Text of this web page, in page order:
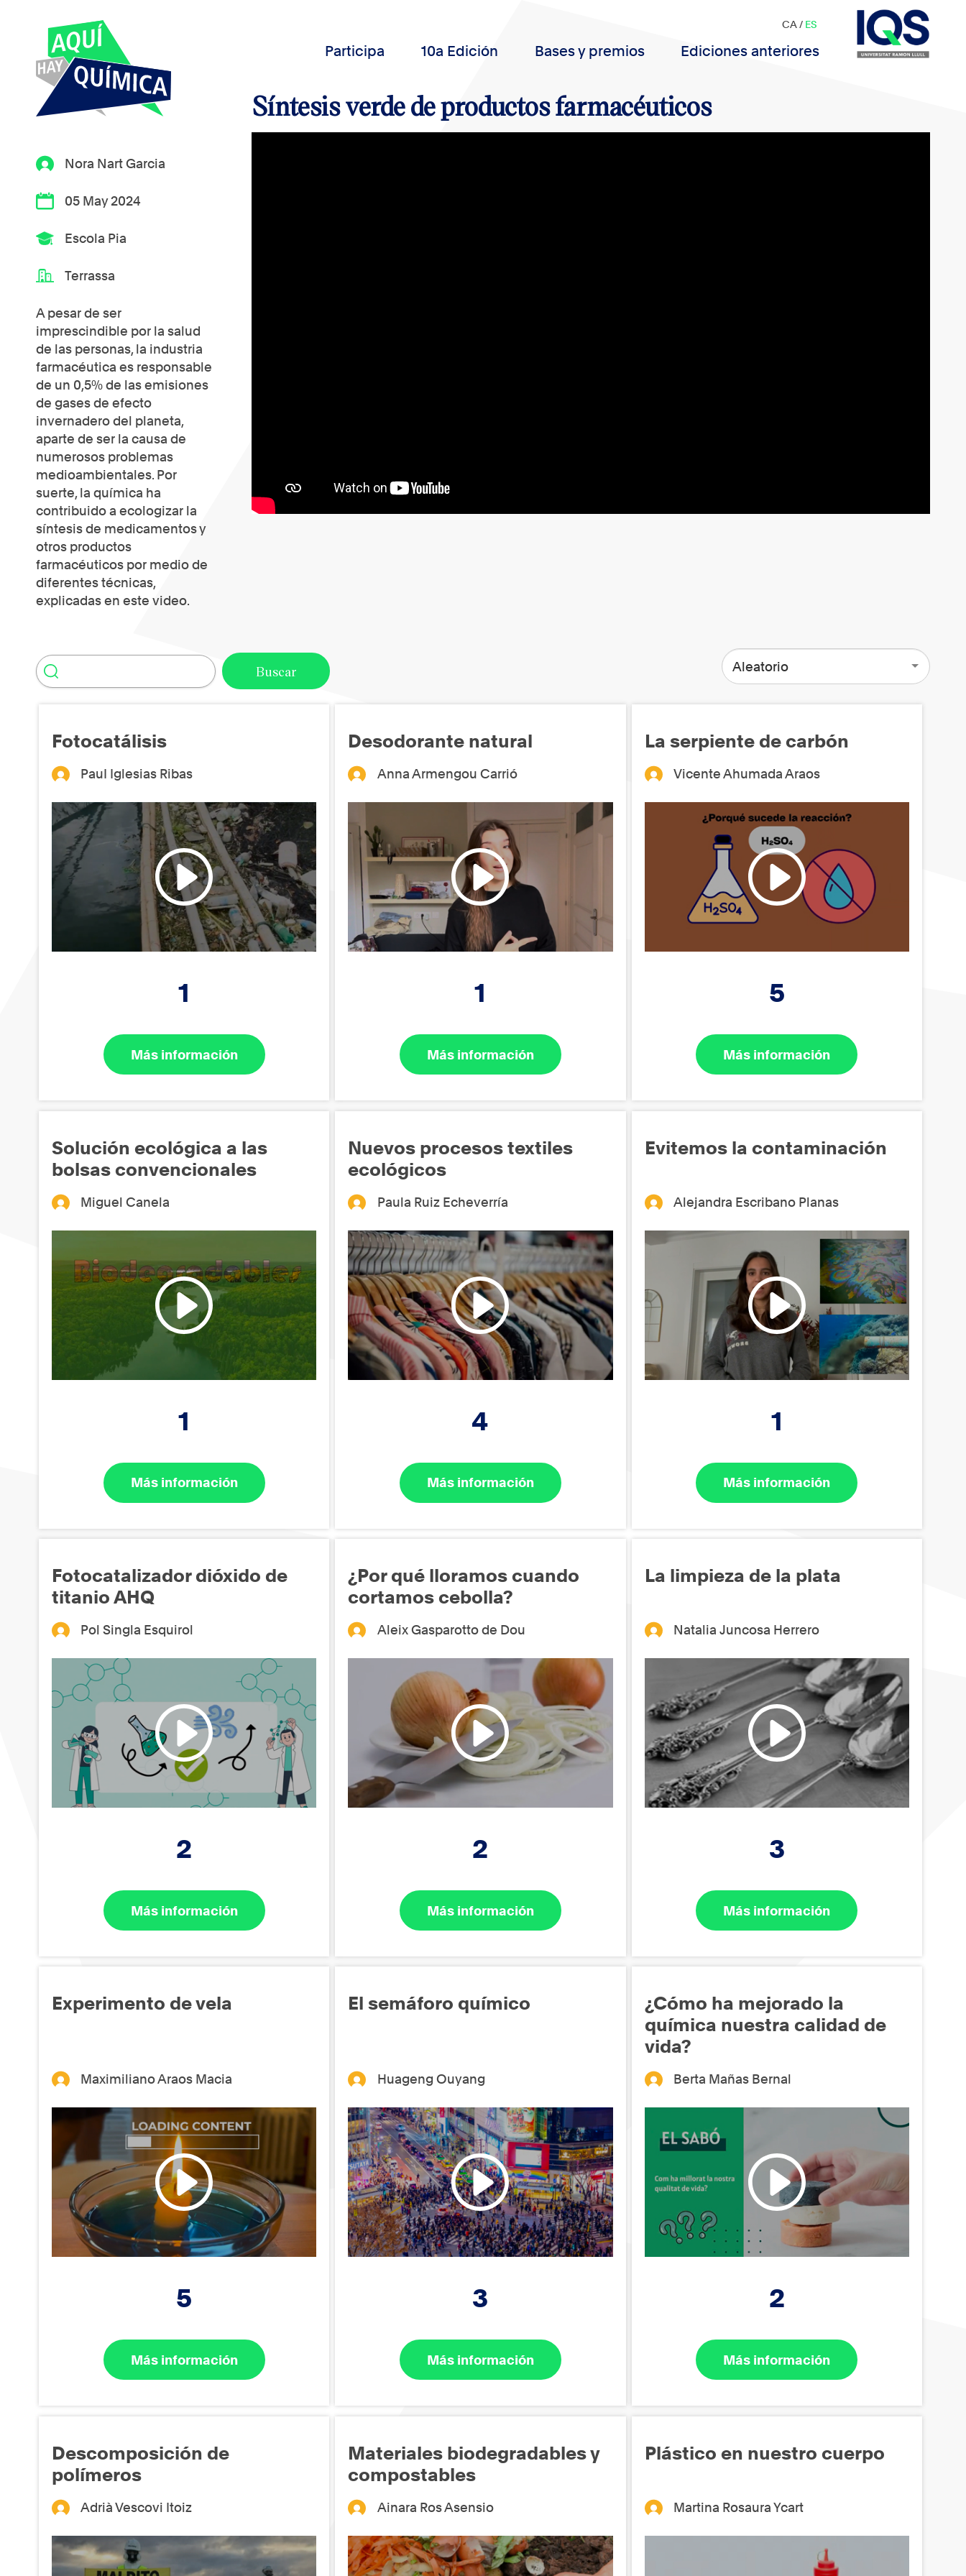
Participa 10a Edición Bases y premios Ediciones anteriores
CA/ ES
Nora Nart Garcia
05 May 2024
Escola Pia
Terrassa
A pesar de ser
imprescindible por la salud
de las personas, la industria
farmacéutica es responsable
de un 0,5% de las emisiones
de gases de efecto
invernadero del planeta,
aparte de ser la causa de
numerosos problemas
medioambientales. Por
suerte, la química ha
contribuido a ecologizar la
síntesis de medicamentos y
otros productos
farmacéuticos por medio de
diferentes técnicas,
explicadas en este video.
Síntesis verde de productos farmacéuticos
Aleatorio
Fotocatálisis
PauI Iglesias Ribas
1
Más información
Desodorante natural
Anna Armengou Carrió
1
Más información
La serpiente de carbón
Vicente Ahumada Araos
5
Más información
Solución ecológica a las
bolsas convencionales
Miguel Canela
1
Más información
Nuevos procesos textiles
ecológicos
Paula Ruiz Echeverría
4
Más información
Evitemos la contaminación
Alejandra Escribano Planas
1
Más información
Fotocatalizador dióxido de
titanio AHQ
Pol Singla Esquirol
2
Más información
¿Por qué lloramos cuando
cortamos cebolla?
Aleix Gasparotto de Dou
2
Más información
La limpieza de la plata
Natalia Juncosa Herrero
3
Más información
Experimento de vela
Maximiliano Araos Macia
5
Más información
El semáforo químico
Huageng Ouyang
3
Más información
¿Cómo ha mejorado la
química nuestra calidad de
vida?
Berta Mañas Bernal
2
Más información
Descomposición de
polímeros
Adrià Vescovi Itoiz
Materiales biodegradables y
compostables
Ainara Ros Asensio
Plástico en nuestro cuerpo
Martina Rosaura Ycart